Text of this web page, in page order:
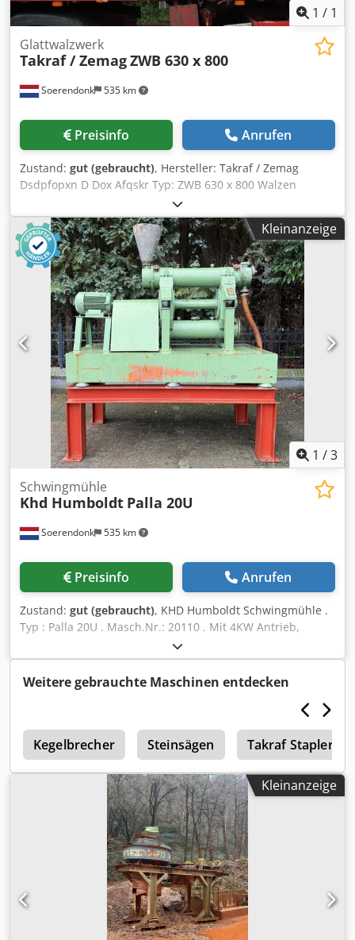
1 / 1
Soerendonk 535 km
Glattwalzwerk
Takraf / ZemagZWB 630 x 800
Preisinfo Anrufen
Zustand: gut (gebraucht), Hersteller: Takraf / Zemag
Dsdpfopxn D Dox Afqskr Typ: ZWB 630 x 800 Walzen
Durchm.: 630mm Walzen Breite: 800mm (Glattwalz) Mit
Rahmen und Antriebe.
Kleinanzeige
1 /3
Soerendonk 535 km
Schwingmühle
Khd Humboldt Palla 20U
Preisinfo Anrufen
Zustand: gut (gebraucht), KHD Humboldt Schwingmühle .
Typ : Palla 20U . Masch.Nr.: 20110 . Mit 4KW Antrieb,
Rahmen, Dosierrinne mit AEG DR 100/550 Magnetvibrator
von 220V. 0,5A., thyristorsteuerung, Erstatz-stangen und
Trichter mit AEG MV1 / 100-3 Magnetvibrator von 220V.
0,34A. Dedpsx Ur Icsfx Afqjkr
Weitere gebrauchte Maschinen entdecken
Kegelbrecher Steinsägen Takraf Stapler
Kleinanzeige